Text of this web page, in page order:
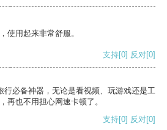
使用起来非常舒服。
支持[0] 反对[0]
行必备神器，无论是看视频、玩游戏还是工
再也不用担心网速卡顿了。
支持[0] 反对[0]